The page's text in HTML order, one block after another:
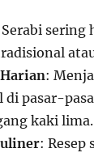
sering
:
di pasar-
kaki lima.
: Resep